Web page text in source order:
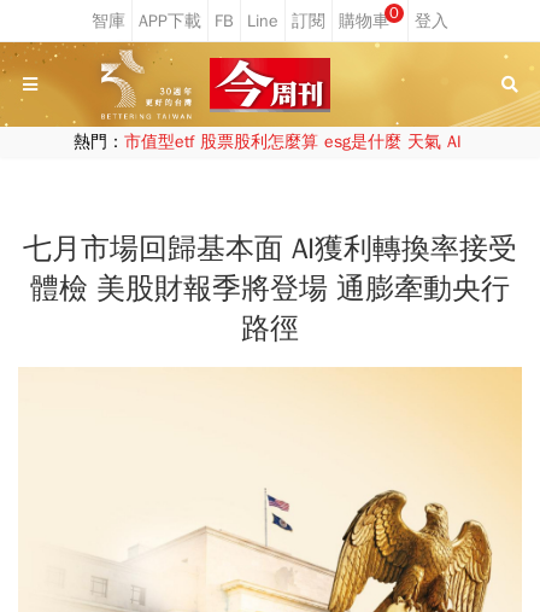
0
熱門： 市值型etf 股票股利怎麼算 esg是什麼 天氣 AI
七月市場回歸基本面 AI獲利轉換率接受
體檢 美股財報季將登場 通膨牽動央行
路徑